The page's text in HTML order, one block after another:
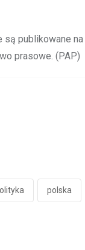
są publikowane
prasowe. (PAP)
polska